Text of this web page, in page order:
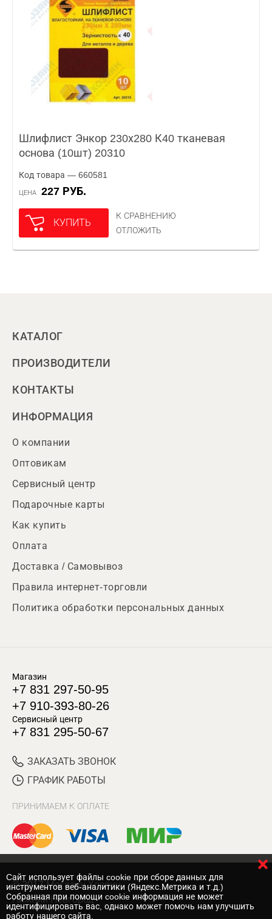
Шлифлист Энкор 230х280 К40 тканевая
основа (10шт) 20310
Код товара — 660581
ЦЕНА 227 РУБ.
КУПИТЬ
К СРАВНЕНИЮ
ОТЛОЖИТЬ
КАТАЛОГ
ПРОИЗВОДИТЕЛИ
КОНТАКТЫ
ИНФОРМАЦИЯ
О компании
Оптовикам
Сервисный центр
Подарочные карты
Как купить
Оплата
Доставка / Самовывоз
Правила интернет-торговли
Политика обработки персональных данных
Магазин
+7 831 297-50-95
+7 910-393-80-26
Сервисный центр
+7 831 295-50-67
ЗАКАЗАТЬ ЗВОНОК
ГРАФИК РАБОТЫ
ПРИНИМАЕМ К ОПЛАТЕ
© 2017 Магазин Хозяин
Нижний Новгород
Cайт использует файлы cookie при сборе данных для
инструментов веб-аналитики (Яндекс.Метрика и т.д.)
Собранная при помощи cookie информация не может
идентифицировать вас, однако может помочь нам улучшить
работу нашего сайта.